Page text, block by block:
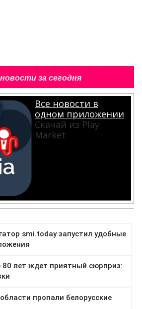
за сегодня
Все новости в
одном приложении
Скачай из Play
Market